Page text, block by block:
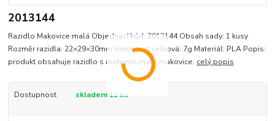
2013144
Razidlo Makovice malá Objednací kód: 2013144 Obsah sady: 1 kusy
Rozměr razidla: 22×29×30mm Hmotnost celková: 7g Materiál: PLA Popis:
produkt obsahuje razidlo s motivem malé makovice. celý popis
Dostupnost skladem 11 ks